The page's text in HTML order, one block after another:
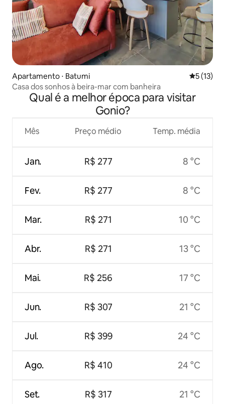
Apartamento ⋅ Batumi 5 de uma
5 (13)
Casa dos sonhos à beira-mar com banheira
Qual é a melhor época para visitar
Gonio?
Mês
Jan.
Fev.
Mar.
Abr.
Mai.
Jun.
Jul.
Ago.
Set.
Preço médio
R$ 277
R$ 277
R$ 271
R$ 271
R$ 256
R$ 307
R$ 399
R$ 410
R$ 317
Temp. média
8 °C
8 °C
10 °C
13 °C
17 °C
21 °C
24 °C
24 °C
21 °C